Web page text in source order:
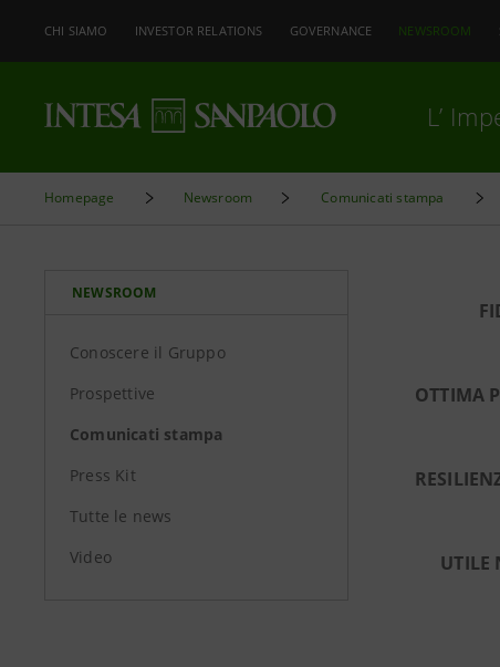
CHI SIAMO INVESTOR RELATIONS GOVERNANCE NEWSROOM
L’
Homepage Newsroom Comunicati stampa
NEWSROOM
Conoscere il Gruppo
Prospettive
Comunicati stampa
Press Kit
Tutte le news
Video
OTTIMA
UTILE